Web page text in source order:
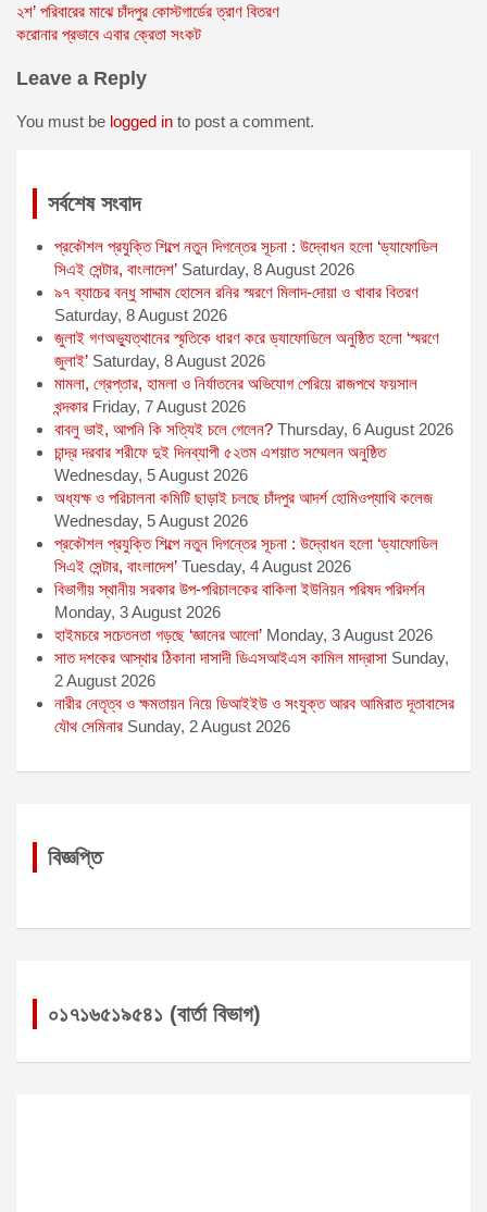
c
e
o
s
s
g
a
i
a
t
A
p
i
t
r
Post
navigation
২শ’ পরিবারের মাঝে চাঁদপুর কোস্টগার্ডের ত্রাণ বিতরণ
করোনার প্রভাবে এবার ক্রেতা সংকট
Leave a Reply
You must be logged in to post a comment.
সর্বশেষ সংবাদ
প্রকৌশল প্রযুক্তি শিল্পে নতুন দিগন্তের সূচনা : উদ্বোধন হলো ‘ড্যাফোডিল
সিএই সেন্টার, বাংলাদেশ’ Saturday, 8 August 2026
৯৭ ব্যাচের বন্ধু সাদ্দাম হোসেন রনির স্মরণে মিলাদ-দোয়া ও খাবার বিতরণ
Saturday, 8 August 2026
জুলাই গণঅভ্যুত্থানের স্মৃতিকে ধারণ করে ড্যাফোডিলে অনুষ্ঠিত হলো ‘স্মরণে
জুলাই’ Saturday, 8 August 2026
মামলা, গ্রেপ্তার, হামলা ও নির্যাতনের অভিযোগ পেরিয়ে রাজপথে ফয়সাল
খন্দকার Friday, 7 August 2026
বাবলু ভাই, আপনি কি সত্যিই চলে গেলেন? Thursday, 6 August 2026
চান্দ্র দরবার শরীফে দুই দিনব্যাপী ৫২তম এশয়াত সম্মেলন অনুষ্ঠিত
Wednesday, 5 August 2026
অধ্যক্ষ ও পরিচালনা কমিটি ছাড়াই চলছে চাঁদপুর আদর্শ হোমিওপ্যাথি কলেজ
Wednesday, 5 August 2026
প্রকৌশল প্রযুক্তি শিল্পে নতুন দিগন্তের সূচনা : উদ্বোধন হলো ‘ড্যাফোডিল
সিএই সেন্টার, বাংলাদেশ’ Tuesday, 4 August 2026
বিভাগীয় স্থানীয় সরকার উপ-পরিচালকের বাকিলা ইউনিয়ন পরিষদ পরিদর্শন
Monday, 3 August 2026
হাইমচরে সচেতনতা গড়ছে ‘জ্ঞানের আলো’ Monday, 3 August 2026
সাত দশকের আস্থার ঠিকানা দাসাদী ডিএসআইএস কামিল মাদ্রাসা Sunday,
2 August 2026
নারীর নেতৃত্ব ও ক্ষমতায়ন নিয়ে ডিআইইউ ও সংযুক্ত আরব আমিরাত দূতাবাসের
যৌথ সেমিনার Sunday, 2 August 2026
বিজ্ঞপ্তি
০১৭১৬৫১৯৫৪১ (বার্তা বিভাগ)